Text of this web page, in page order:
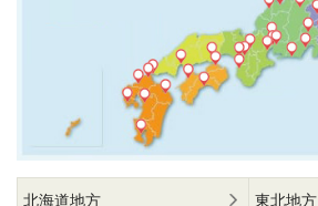
北海道地方 東北地方